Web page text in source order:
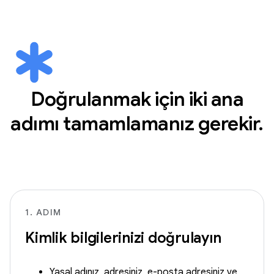
Doğrulanmak için iki ana
adımı tamamlamanız gerekir.
1. ADIM
Kimlik bilgilerinizi doğrulayın